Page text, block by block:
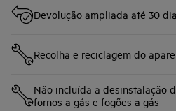
Devolução ampliada até 30
Recolha e reciclagem do
Não incluída a desinstalação
fornos a gás e fogões a gás